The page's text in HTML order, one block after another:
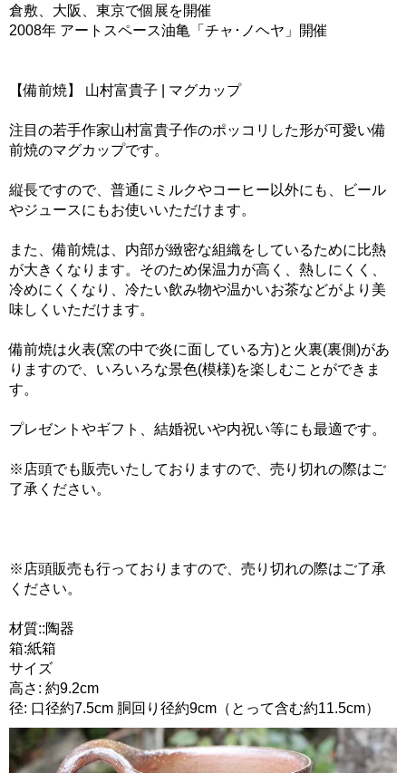
倉敷、大阪、東京で個展を開催
2008年 アートスペース油亀「チャ･ノヘヤ」開催
【備前焼】 山村富貴子 | マグカップ
注目の若手作家山村富貴子作のポッコリした形が可愛い備
前焼のマグカップです。
縦長ですので、普通にミルクやコーヒー以外にも、ビール
やジュースにもお使いいただけます。
また、備前焼は、内部が緻密な組織をしているために比熱
が大きくなります。そのため保温力が高く、熱しにくく、
冷めにくくなり、冷たい飲み物や温かいお茶などがより美
味しくいただけます。
備前焼は火表(窯の中で炎に面している方)と火裏(裏側)があ
りますので、いろいろな景色(模様)を楽しむことができま
す。
プレゼントやギフト、結婚祝いや内祝い等にも最適です。
※店頭でも販売いたしておりますので、売り切れの際はご
了承ください。
※店頭販売も行っておりますので、売り切れの際はご了承
ください。
材質::陶器
箱:紙箱
サイズ
高さ: 約9.2cm
径: 口径約7.5cm 胴回り径約9cm（とって含む約11.5cm）